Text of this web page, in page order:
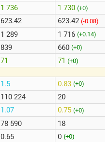
1 736
623.42
1 289
839
71
1.5
110 224
1.07
78 590
0.65
1 730 (+0)
623.42 (-0.08)
1 716 (+0.14)
660 (+0)
71 (+0)
0.83 (+0)
20
0.75 (+0)
18
0 (+0)